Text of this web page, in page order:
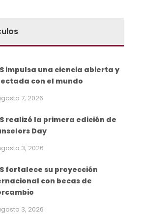
impulsa una ciencia abierta y
con el mundo
7, 2026
realizó la primera edición de
Day
3, 2026
fortalece su proyección
con becas de
3, 2026